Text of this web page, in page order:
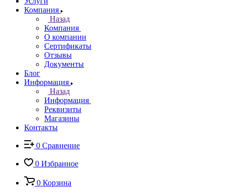
Компания
Назад
Компания
О компании
Сертификаты
Отзывы
Документы
Блог
Информация
Назад
Информация
Реквизиты
Магазины
Контакты
0 Сравнение
0 Избранное
0 Корзина